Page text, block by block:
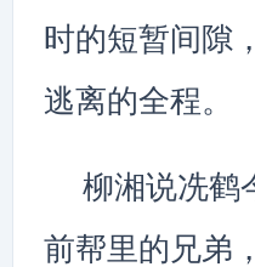
时的短暂间隙
逃离的全程。
柳湘说冼鹤
前帮里的兄弟